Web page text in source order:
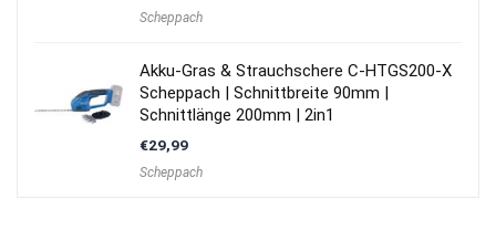
Scheppach
Akku-Gras & Strauchschere C-HTGS200-X
Scheppach | Schnittbreite 90mm |
Schnittlänge 200mm | 2in1
€29,99
Scheppach